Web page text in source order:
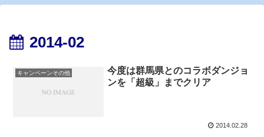
2014-02
キャンペーンその他
今度は群馬県とのコラボダンジョ
ンを「超級」までクリア
2014.02.28